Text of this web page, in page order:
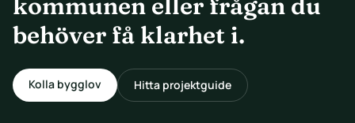
kommunen eller frågan du
behöver få klarhet i.
Kolla bygglov Hitta projektguide